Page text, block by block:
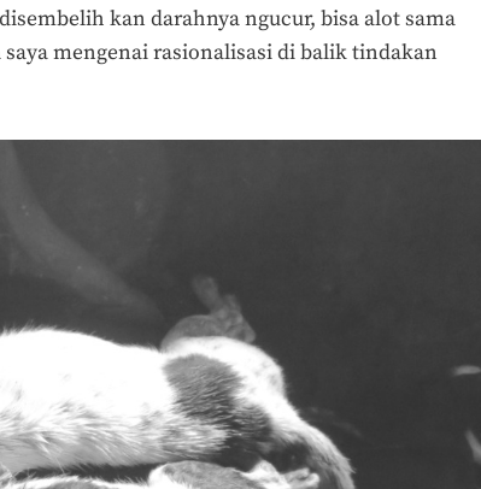
kan darahnya ngucur, bisa alot sama
mengenai rasionalisasi di balik tindakan